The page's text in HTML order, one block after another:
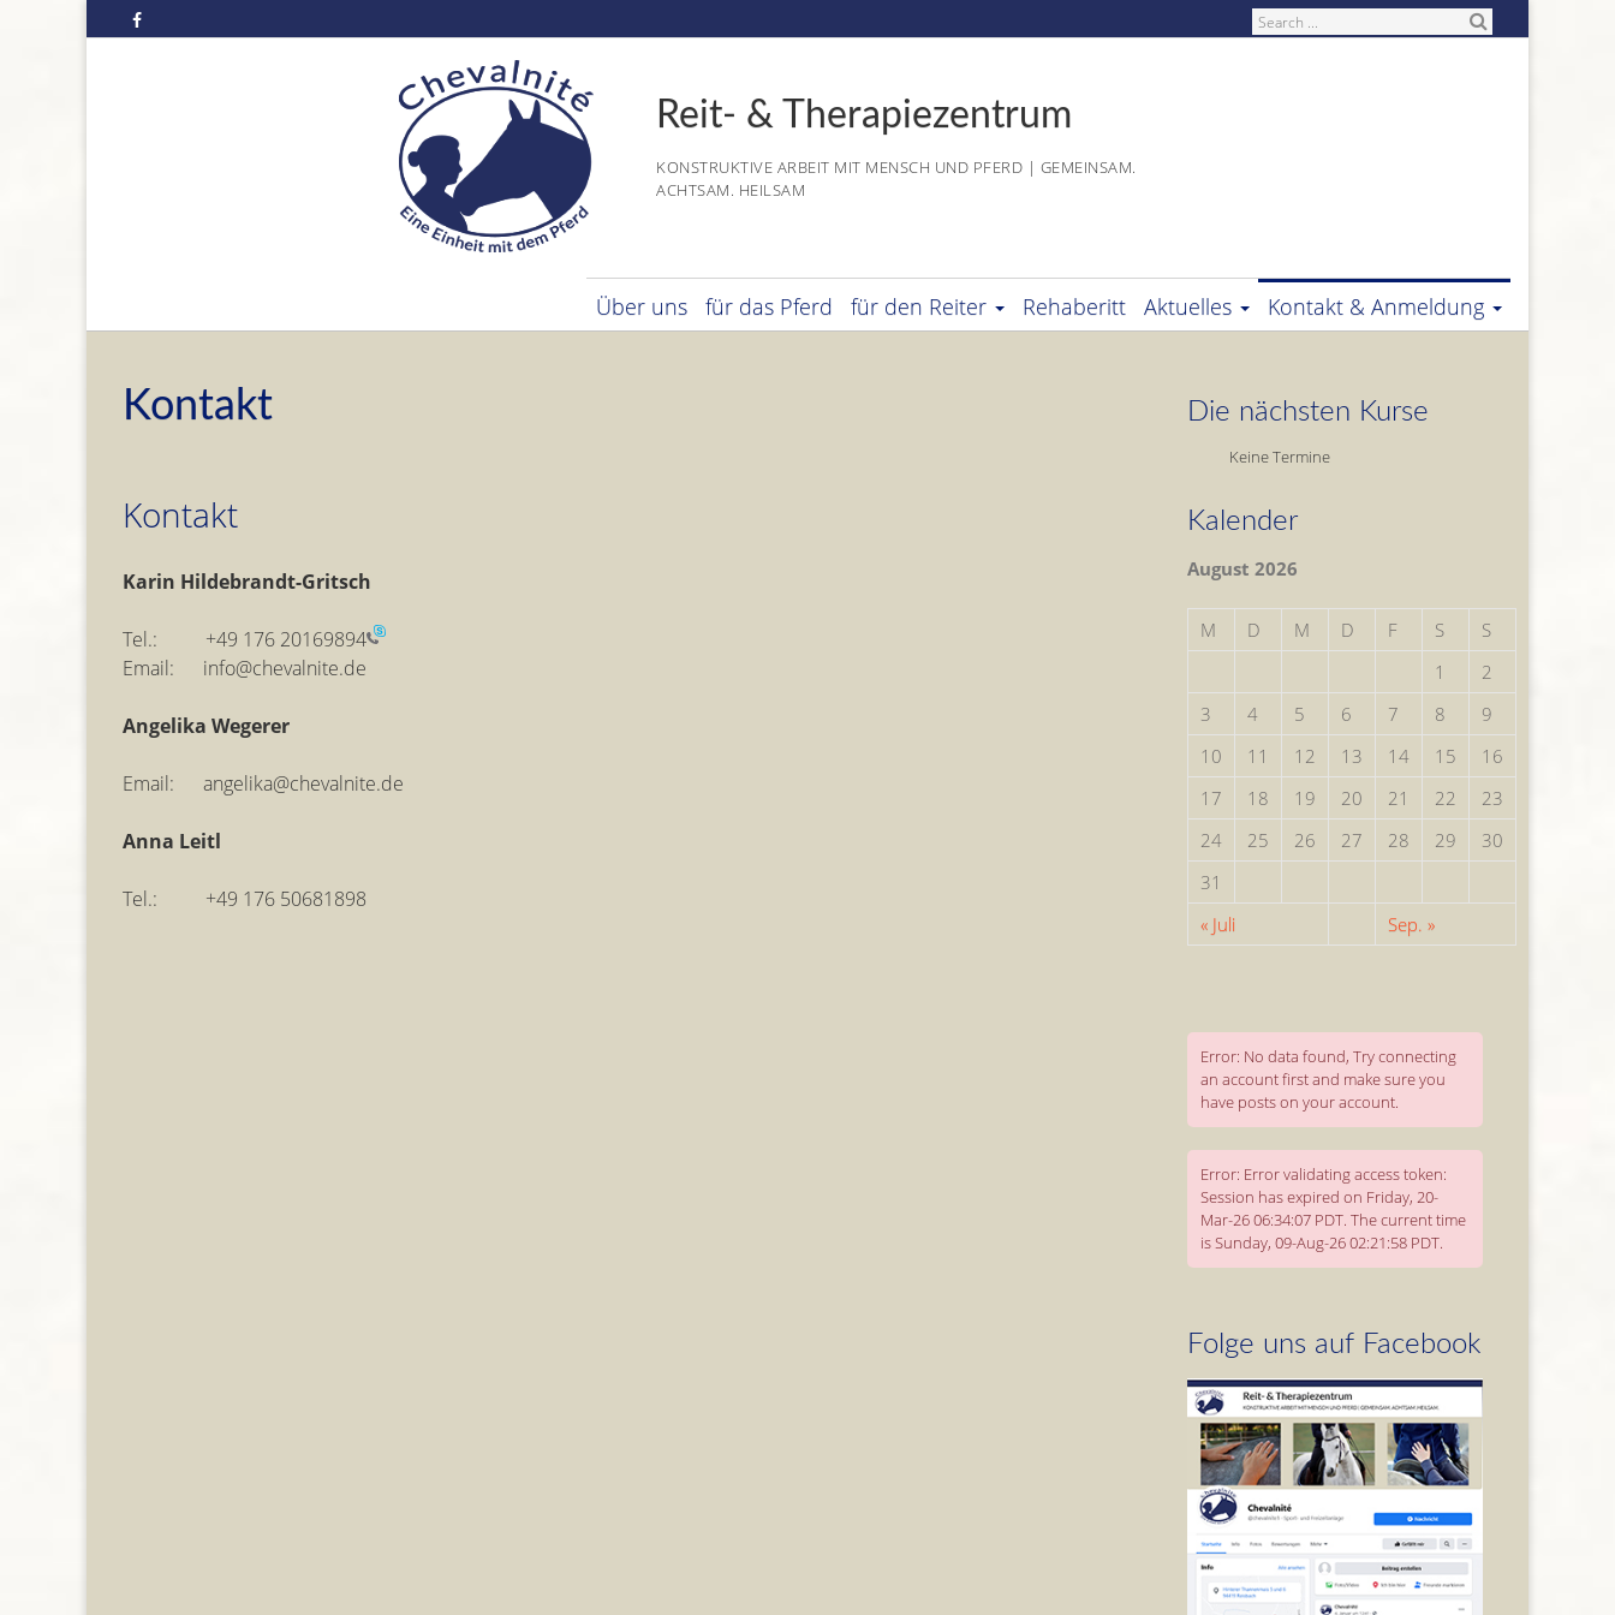
to
Reit- & Therapiezentrum
KONSTRUKTIVE ARBEIT MIT MENSCH UND PFERD | GEMEINSAM.
ACHTSAM. HEILSAM
Über uns für das Pferd für den Reiter Rehaberitt Aktuelles Kontakt & Anmeldung
Kontakt
Kontakt
Karin Hildebrandt-Gritsch
Tel.: +49 176 20169894
Email: info@chevalnite.de
Angelika Wegerer
Email: angelika@chevalnite.de
Anna Leitl
Tel.: +49 176 50681898
Die nächsten Kurse
Keine Termine
Kalender
August 2026
M D M D F S
S
1
2
3
4 5 6 7 8
9
10
11 12 13 14 15
16
17
18 19 20 21 22
23
24
25 26 27 28 29
30
31
« Juli
Sep. »
Error: No data found, Try connecting
an account first and make sure you
have posts on your account.
Error: Error validating access token:
Session has expired on Friday, 20-
Mar-26 06:34:07 PDT. The current time
is Sunday, 09-Aug-26 02:21:58 PDT.
Folge uns auf Facebook